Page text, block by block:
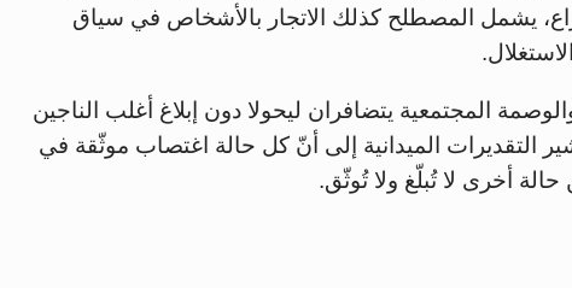
يشمل المصطلح كذلك الاتجار بالأشخاص في سياق
المجتمعية يتضافران ليحولا دون إبلاغ أغلب الناجين
التقديرات الميدانية إلى أنّ كل حالة اغتصاب موثّقة في
أخرى لا تُبلّغ ولا تُوثّق.